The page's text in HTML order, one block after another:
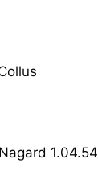
1.04.54